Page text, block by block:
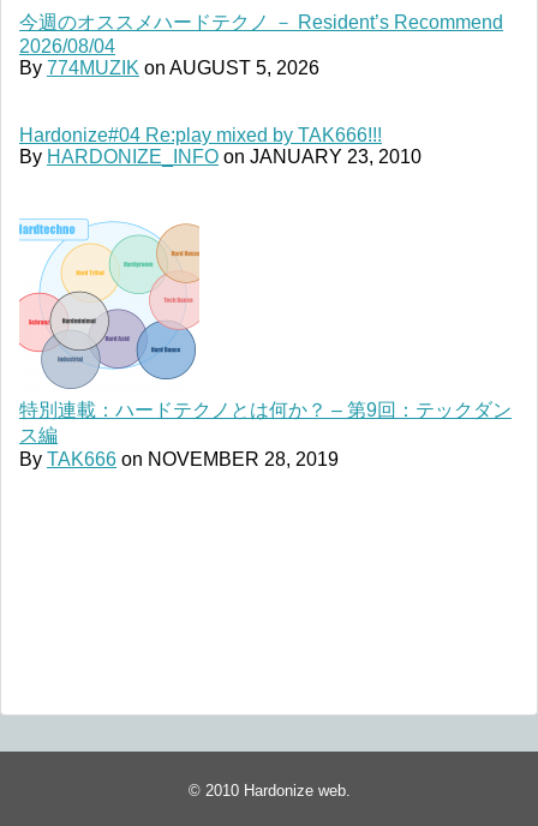
今週のオススメハードテクノ － Resident’s Recommend
2026/08/04
By 774MUZIK on AUGUST 5, 2026
Hardonize#04 Re:play mixed by TAK666!!!
By HARDONIZE_INFO on JANUARY 23, 2010
特別連載：ハードテクノとは何か？ – 第9回：テックダン
ス編
By TAK666 on NOVEMBER 28, 2019
© 2010 Hardonize web.